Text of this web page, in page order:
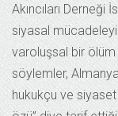
Akıncıları Derneği
siyasal mücadeleyi
varoluşsal bir ölüm
söylemler,
hukukçu ve siyaset